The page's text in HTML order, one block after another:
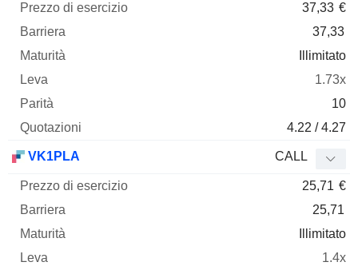
37,33 €
37,33
Illimitato
1.73x
10
4.22 / 4.27
VK1PLA CALL
25,71 €
25,71
Illimitato
1.4x